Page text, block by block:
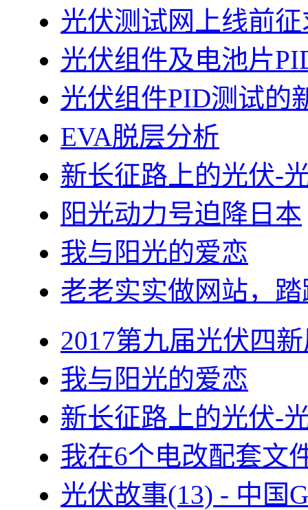
光伏测试网上线前
光伏组件及电池片
光伏组件PID测试的
EVA脱层分析
新长征路上的光伏-
阳光动力号迫降日本
我与阳光的爱恋
老老实实做网站，
2017第九届光伏四
我与阳光的爱恋
新长征路上的光伏-
我在6个电改配套文
光伏故事(13) - 中国